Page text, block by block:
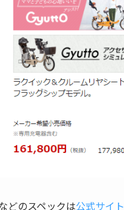
どのスペックは公式サイト